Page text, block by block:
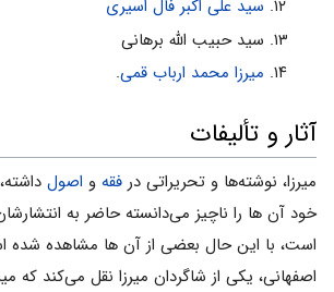
سید علی اکبر فال اسیری
سید حبیب الله برهانی
میرزا محمد ارباب قمی.
آثار و تألیفات
میرزا، نوشته‌ها و تحریراتی در فقه و اصول
خود آن ها را ناچیز می‌دانسته حاضر به
است، با این حال بعضی از آن ها مشاهده
اصفهانی، یکی از شاگردان میرزا نقل می‌کند که